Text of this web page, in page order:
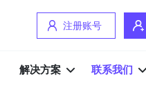
注册账号
解决方案 联系我们